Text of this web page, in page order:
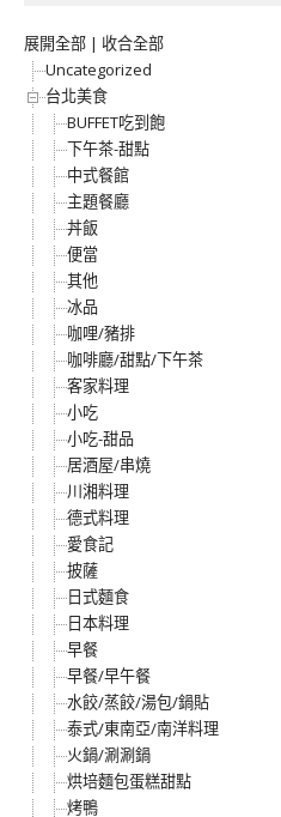
展開全部 | 收合全部
Uncategorized
台北美食
BUFFET吃到飽
下午茶-甜點
中式餐館
主題餐廳
丼飯
便當
其他
冰品
咖哩/豬排
咖啡廳/甜點/下午茶
客家料理
小吃
小吃-甜品
居酒屋/串燒
川湘料理
德式料理
愛食記
披薩
日式麵食
日本料理
早餐
早餐/早午餐
水餃/蒸餃/湯包/鍋貼
泰式/東南亞/南洋料理
火鍋/涮涮鍋
烘培麵包蛋糕甜點
烤鴨